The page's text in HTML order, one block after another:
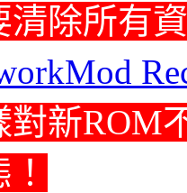
清除所有
對新ROM